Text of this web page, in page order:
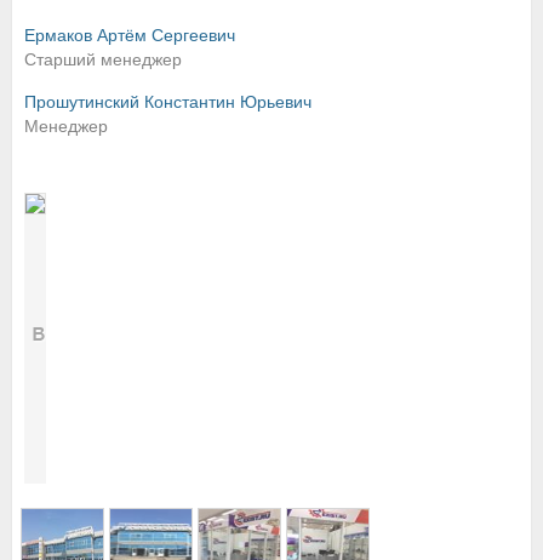
Ермаков Артём Сергеевич
Старший менеджер
Прошутинский Константин Юрьевич
Менеджер